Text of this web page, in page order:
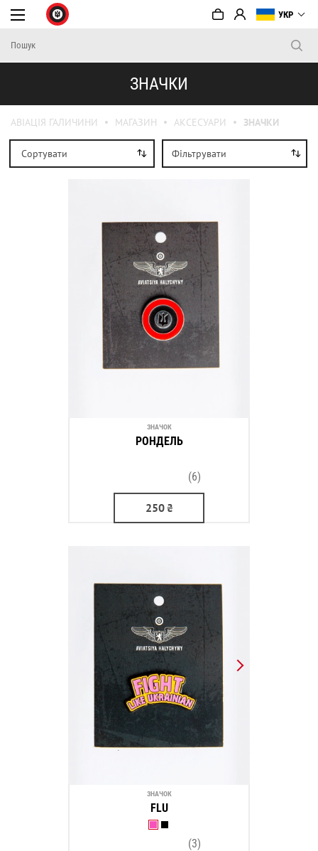
УКР
ЗНАЧКИ
АВІАЦІЯ ГАЛИЧИНИ МАГАЗИН АКСЕСУАРИ ЗНАЧКИ
Фільтрувати
Сортувати
ЗНАЧОК
РОНДЕЛЬ
(6)
250₴
ЗНАЧОК
FLU
(3)